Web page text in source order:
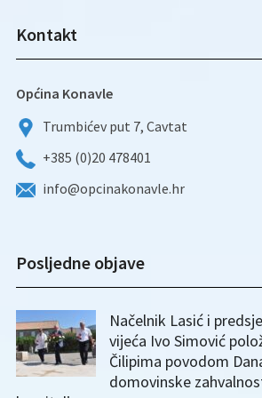
Kontakt
Općina Konavle
Trumbićev put 7, Cavtat
+385 (0)20 478401
info@opcinakonavle.hr
Posljedne objave
Načelnik Lasić i
vijeća Ivo Simović
Čilipima povodom
domovinske